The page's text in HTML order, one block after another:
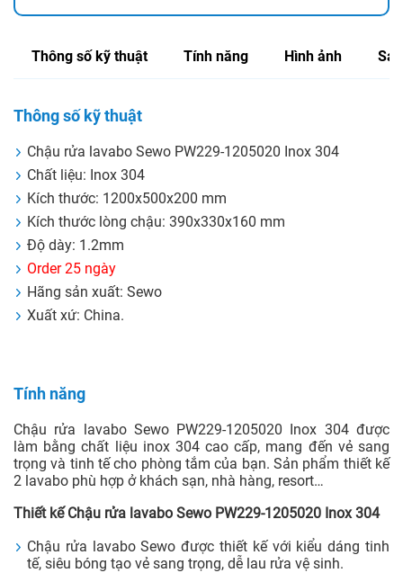
Thông số kỹ thuật Tính năng Hình ảnh
Thông số kỹ thuật
Chậu rửa lavabo Sewo PW229-1205020 Inox 304
Chất liệu: Inox 304
Kích thước: 1200x500x200 mm
Kích thước lòng chậu: 390x330x160 mm
Độ dày: 1.2mm
Order 25 ngày
Hãng sản xuất: Sewo
Xuất xứ: China.
Tính năng
Chậu rửa lavabo Sewo PW229-1205020 Inox 304 được
làm bằng chất liệu inox 304 cao cấp, mang đến vẻ sang
trọng và tinh tế cho phòng tắm của bạn. Sản phẩm thiết kế
2 lavabo phù hợp ở khách sạn, nhà hàng, resort…
Thiết kế Chậu rửa lavabo Sewo PW229-1205020 Inox 304
Chậu rửa lavabo Sewo được thiết kế với kiểu dáng tinh
tế, siêu bóng tạo vẻ sang trọng, dễ lau rửa vệ sinh.